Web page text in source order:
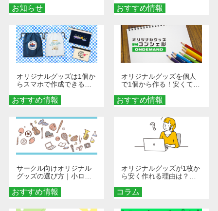
お知らせ おすすめ情報
ダーメイドする魅力と選
び方
おすすめ情報
オリジナルグッズは1個か
らスマホで作成できる！
くなる巾着＆ポーチ活用
術
おすすめ情報
オリジナルグッズを個人
で1個から作る！安くて簡
秘訣
おすすめ情報
サークル向けオリジナル
グッズの選び方｜小ロッ
める秘訣
コラム
オリジナルグッズが1枚か
ら安く作れる理由は？オ
とメリットを解説